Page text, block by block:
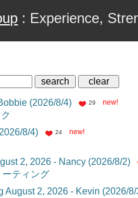
: Experience,
(2026/8/4)
ク
29 new!
8/4)
24 new!
2, 2026 - Nancy (2026/8/2)
ーティング
August 2, 2026 - Kevin (2026/